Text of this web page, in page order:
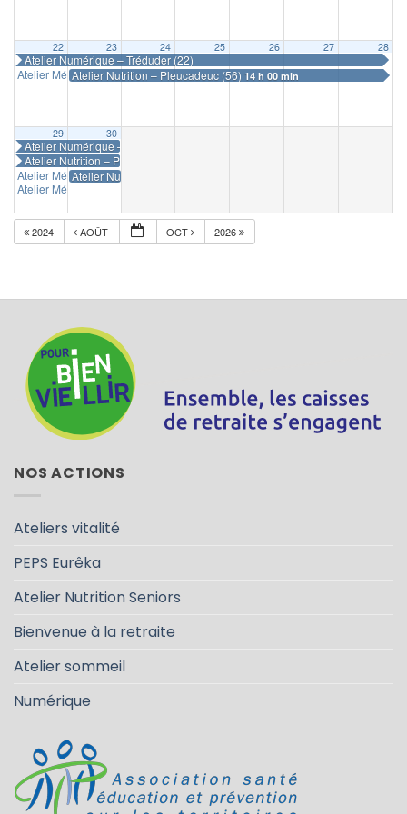
22
Atelier Mémoire – Plouhinec (29)14 h 00 min
Atelier Numérique – Tréduder (22)
23
Atelier Nutrition – Pleucadeuc (56) 14 h 00 min
24 25 26 27 28
29
Atelier Mémoire – Saint-Senoux (35)
Atelier Mémoire – Noyal Muzillac (56)
Atelier Numérique – Tréduder (22)
Atelier Nutrition – Pleucadeuc (56)
30
Atelier Numérique – Tréméven (22)
2024 AOÛT OCT 2026
NOS ACTIONS
Ateliers vitalité
PEPS Eurêka
Atelier Nutrition Seniors
Bienvenue à la retraite
Atelier sommeil
Numérique